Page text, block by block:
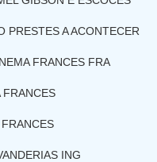
PRESTES A ACONTECER
FRANCES FRA
FRANCES
ING